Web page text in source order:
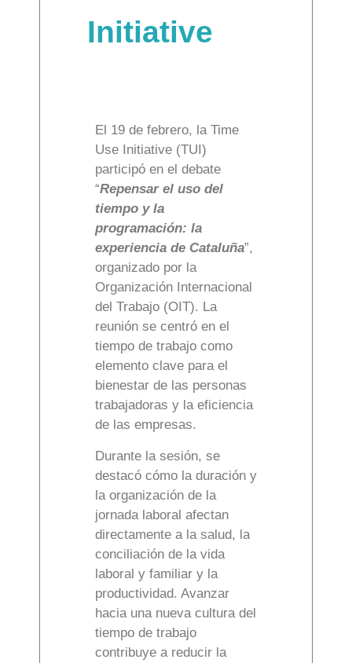
Initiative
El 19 de febrero, la Time
Use Initiative (TUI)
participó en el debate
“Repensar el uso del
tiempo y la
programación: la
experiencia de Cataluña”,
organizado por la
Organización Internacional
del Trabajo (OIT). La
reunión se centró en el
tiempo de trabajo como
elemento clave para el
bienestar de las personas
trabajadoras y la eficiencia
de las empresas.
Durante la sesión, se
destacó cómo la duración y
la organización de la
jornada laboral afectan
directamente a la salud, la
conciliación de la vida
laboral y familiar y la
productividad. Avanzar
hacia una nueva cultura del
tiempo de trabajo
contribuye a reducir la